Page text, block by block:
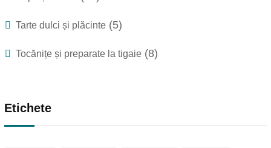
Tarte dulci și plăcinte (5)
Tocănițe și preparate la tigaie (8)
Etichete